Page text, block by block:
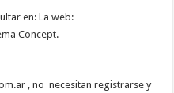
en: La web:
Concept.
, no necesitan registrarse y